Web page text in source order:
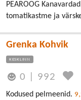
PEAROOG
tomatikastme ja
Grenka Kohvik
KESKLINN
0 992
Kodused pelmeenid.